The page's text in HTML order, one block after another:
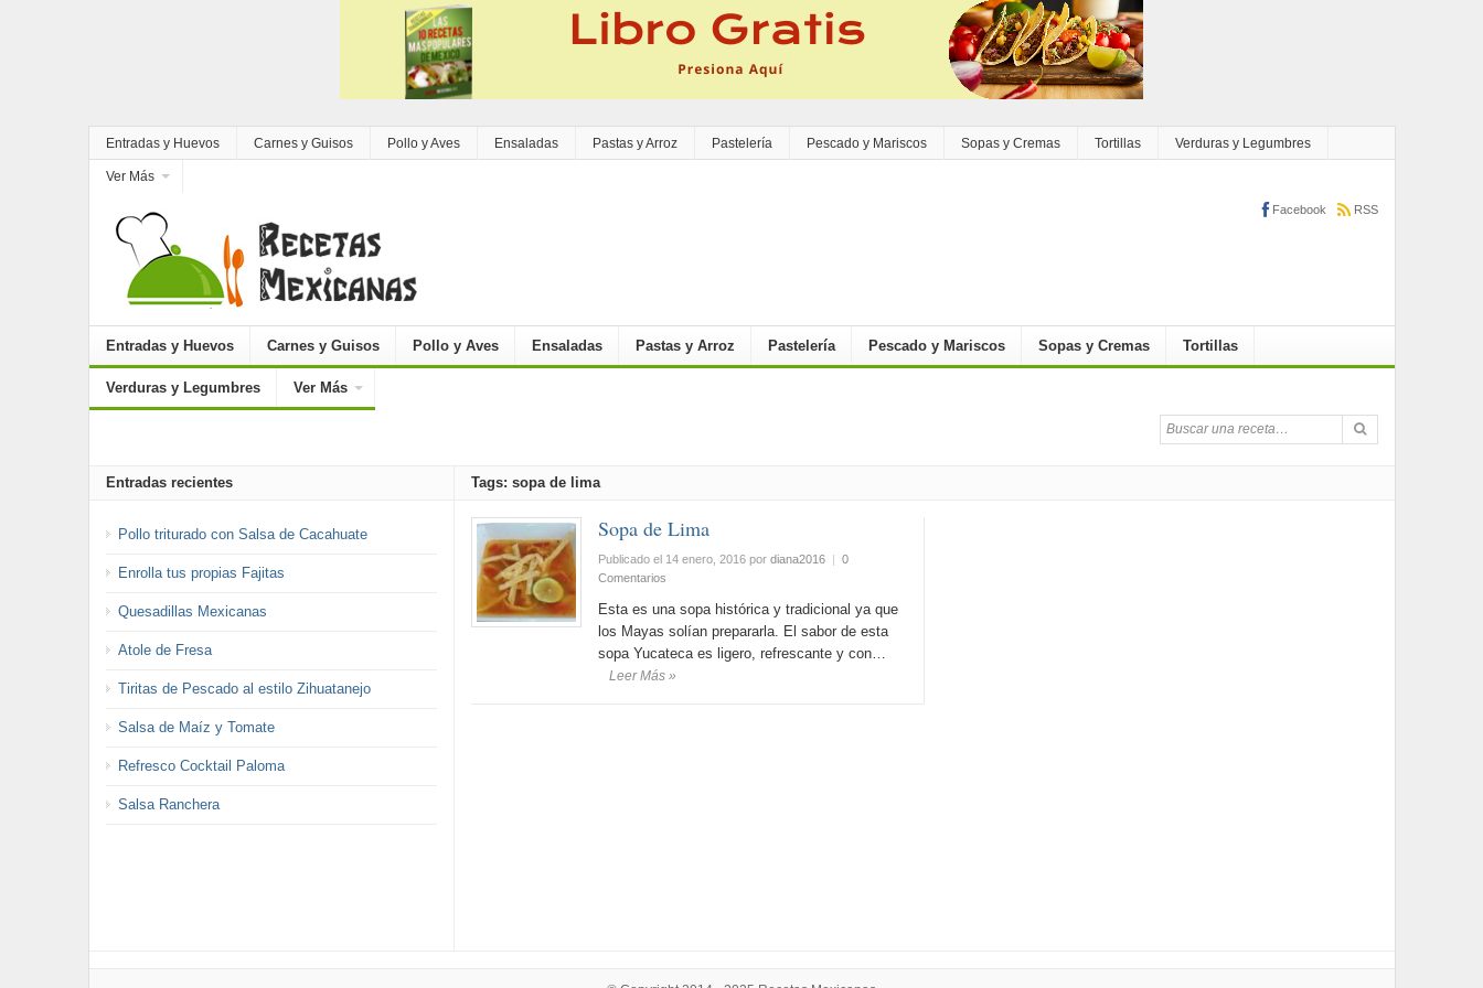
Entradas y Huevos Carnes y Guisos Pollo y Aves Ensaladas Pastas y Arroz Pastelería Pescado y Mariscos Sopas y Cremas Tortillas Verduras y Legumbres
Ver Más
Facebook RSS
Entradas y Huevos Carnes y Guisos Pollo y Aves Ensaladas Pastas y Arroz Pastelería Pescado y Mariscos Sopas y Cremas Tortillas
Verduras y Legumbres Ver Más
Tags: sopa de lima
Sopa de Lima
Publicado el 14 enero, 2016por diana2016 | 0
Comentarios
Esta es una sopa histórica y tradicional ya que
los Mayas solían prepararla. El sabor de esta
sopa Yucateca es ligero, refrescante y con…
Leer Más »
Entradas recientes
Pollo triturado con Salsa de Cacahuate
Enrolla tus propias Fajitas
Quesadillas Mexicanas
Atole de Fresa
Tiritas de Pescado al estilo Zihuatanejo
Salsa de Maíz y Tomate
Refresco Cocktail Paloma
Salsa Ranchera